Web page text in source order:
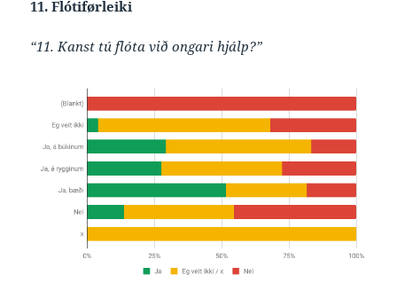
11. Flótiførleiki
“11. Kanst tú flóta við ongari hjálp?”